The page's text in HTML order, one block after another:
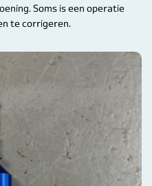
Soms is een operatie
te corrigeren.